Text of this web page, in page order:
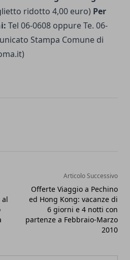
ridotto 4,00 euro) Per
Tel 06-0608 oppure Te. 06-
Stampa Comune di
al
Articolo Successivo
Offerte Viaggio a Pechino
ed Hong Kong: vacanze di
6 giorni e 4 notti con
partenze a Febbraio-Marzo
2010